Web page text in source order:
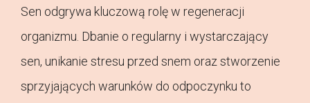
Sen odgrywa kluczową rolę w regeneracji
organizmu. Dbanie o regularny i wystarczający
sen, unikanie stresu przed snem oraz stworzenie
sprzyjających warunków do odpoczynku to